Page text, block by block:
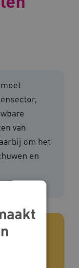
van
om het
en